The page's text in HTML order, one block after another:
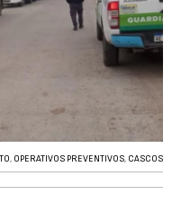
, OPERATIVOS PREVENTIVOS, CASCOS